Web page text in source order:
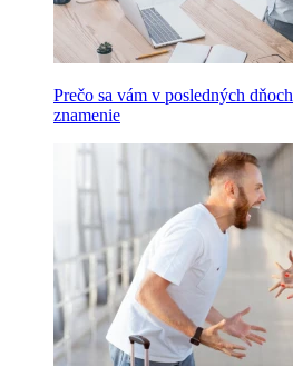
Prečo sa vám v posledných
znamenie